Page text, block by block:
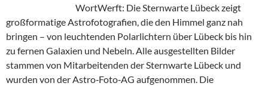
WortWerft: Die Sternwarte Lübeck zeigt
großformatige Astrofotografien, die den Himmel ganz nah
bringen – von leuchtenden Polarlichtern über Lübeck bis hin
zu fernen Galaxien und Nebeln. Alle ausgestellten Bilder
stammen von Mitarbeitenden der Sternwarte Lübeck und
wurden von der Astro‑Foto‑AG aufgenommen. Die